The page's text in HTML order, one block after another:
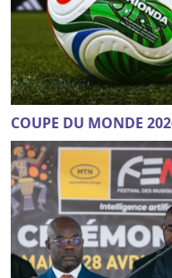
COUPE DU MONDE